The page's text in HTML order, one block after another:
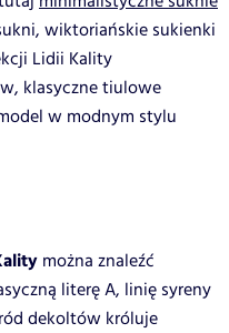
wiktoriańskie sukienki
Lidii Kality
klasyczne tiulowe
w modnym stylu
można znaleźć
literę A, linię syreny
dekoltów króluje